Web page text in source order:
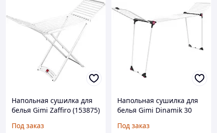
Напольная сушилка для
белья Gimi Zaffiro (153875)
Под заказ
Напольная сушилка для
белья Gimi Dinamik 30
Под заказ